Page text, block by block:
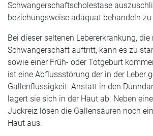
Schwangerschaftscholestase
beziehungsweise adäquat behandeln zu
Bei dieser seltenen Lebererkrankung,
Schwangerschaft auftritt, kann es zu
sowie einer Früh- oder Totgeburt
ist eine Abflussstörung der in der Leber
Gallenflüssigkeit. Anstatt in den
lagert sie sich in der Haut ab. Neben
Juckreiz lösen die Gallensäuren noch
Haut aus.